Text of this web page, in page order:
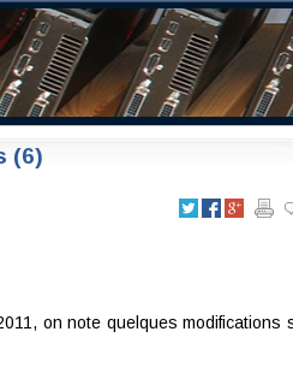
(6)
on note quelques modifications